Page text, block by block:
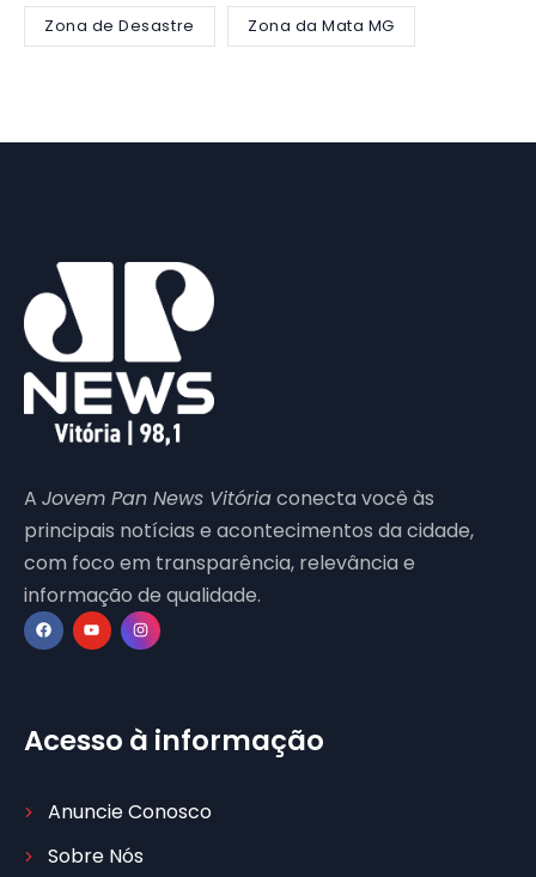
Zona de Desastre Zona da Mata MG
A Jovem Pan News Vitóriaconecta você às
principais notícias e acontecimentos da cidade,
com foco em transparência, relevância e
informação de qualidade.
Acesso à informação
Anuncie Conosco
Sobre Nós